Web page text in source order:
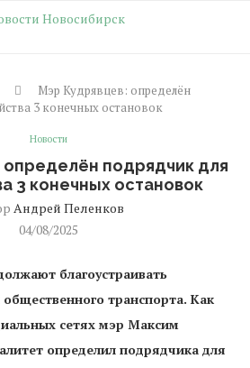
Мэр Кудрявцев: определён
3 конечных остановок
Новости
подрядчик для
3 конечных остановок
Андрей Пеленков
04/08/2025
благоустраивать
транспорта. Как
сетях мэр Максим
определил подрядчика для